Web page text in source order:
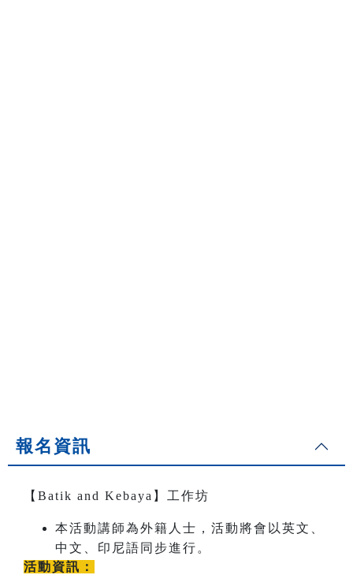
報名資訊
【Batik and Kebaya】工作坊
本活動講師為外籍人士，活動將會以英文、
中文、印尼語同步進行。
活動資訊：